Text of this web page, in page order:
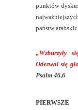
punktów
państw
„ Wzburzyły
Odezwał się
Psalm 46,6